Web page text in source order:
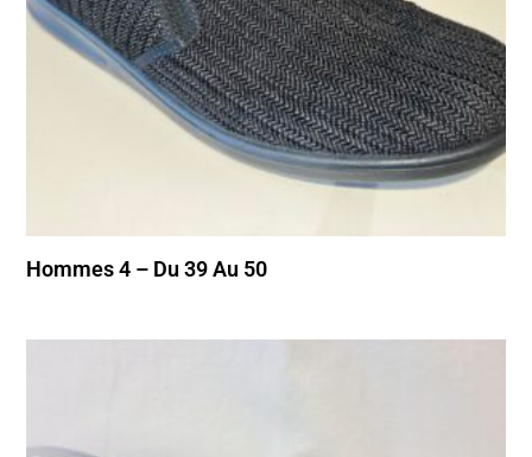
Hommes 4 – Du 39 Au 50